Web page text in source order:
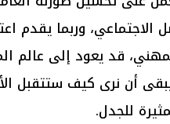
وربما يقدم
قد يعود إلى عالم
أن نرى كيف ستتقبل
للجدل.